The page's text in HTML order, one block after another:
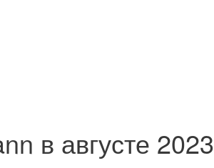
в августе 2023